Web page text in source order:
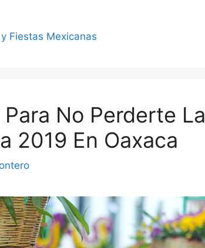
Fiestas Mexicanas
Para No Perderte La
2019 En Oaxaca